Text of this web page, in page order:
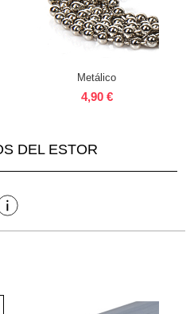
Metálico
4,90 €
DEL ESTOR